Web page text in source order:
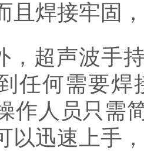
且焊接牢固
声波手持
任何需要焊
作人员只需
以迅速上手